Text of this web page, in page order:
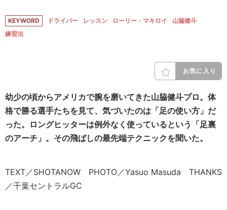
KEYWORD ドライバー レッスン ローリー・マキロイ
山脇健斗
練習法
お気に入り
幼少の頃からアメリカで腕を磨いてきた山脇健斗プロ。体
格で勝る選手たちを見て、気づいたのは「足の使い方」だ
った。ロングヒッターは例外なく使っているという「足裏
のアーチ」。その飛ばしの最先端テクニックを聞いた。
TEXT／SHOTANOW PHOTO／Yasuo Masuda THANKS
／千葉セントラルGC